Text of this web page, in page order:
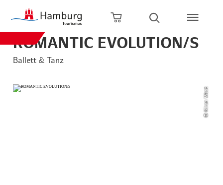
Zum Hauptinhalt springen
Zur Hauptnavigation springen
Zur Volltextsuche springen
Zum Footer springen
Warenkorb öffnen
Suche öffnen
ROMANTIC EVOLUTION/S
Ballett & Tanz
© Kiran West